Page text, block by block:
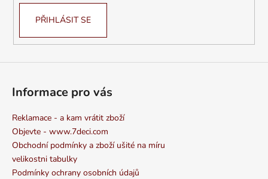
PŘIHLÁSIT SE
Informace pro vás
Reklamace - a kam vrátit zboží
Objevte - www.7deci.com
Obchodní podmínky a zboží ušité na míru
velikostni tabulky
Podmínky ochrany osobních údajů